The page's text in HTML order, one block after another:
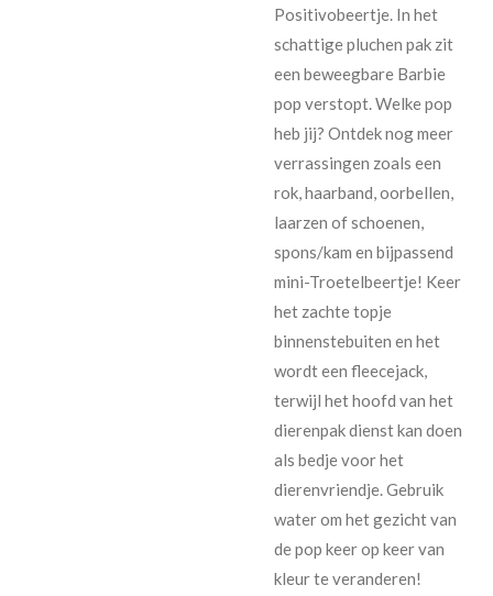
Positivobeertje. In het
schattige pluchen pak zit
een beweegbare Barbie
pop verstopt. Welke pop
heb jij? Ontdek nog meer
verrassingen zoals een
rok, haarband, oorbellen,
laarzen of schoenen,
spons/kam en bijpassend
mini-Troetelbeertje! Keer
het zachte topje
binnenstebuiten en het
wordt een fleecejack,
terwijl het hoofd van het
dierenpak dienst kan doen
als bedje voor het
dierenvriendje. Gebruik
water om het gezicht van
de pop keer op keer van
kleur te veranderen!